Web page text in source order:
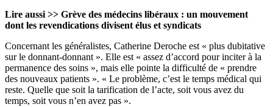
Lire aussi >> Grève des médecins libéraux : un mouvement
dont les revendications divisent élus et syndicats
Concernant les généralistes, Catherine Deroche est « plus dubitative
sur le donnant-donnant ». Elle est « assez d’accord pour inciter à la
permanence des soins », mais elle pointe la difficulté de « prendre
des nouveaux patients ». « Le problème, c’est le temps médical qui
reste. Quelle que soit la tarification de l’acte, soit vous avez du
temps, soit vous n’en avez pas ».